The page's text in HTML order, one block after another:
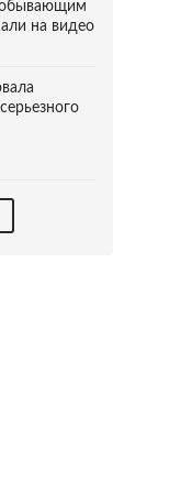
на видео